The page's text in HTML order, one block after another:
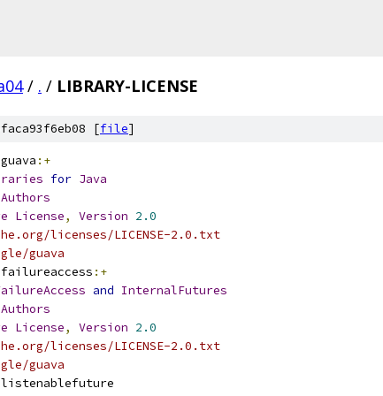
/ . / LIBRARY-LICENSE
[file]
guava :+
for Java
Authors
License, Version 2.0
licenses/LICENSE-2.0.txt
guava
failureaccess :+
and InternalFutures
Authors
License, Version 2.0
licenses/LICENSE-2.0.txt
guava
listenablefuture